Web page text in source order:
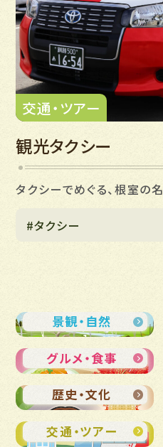
交通・ツアー
観光タクシー
タクシーでめぐる、根室の
#タクシー
景観・自然
グルメ・食事
歴史・文化
交通・ツアー